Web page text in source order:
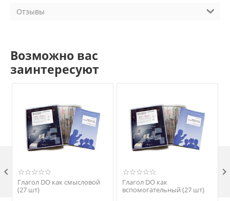
Отзывы
Возможно вас
заинтересуют
Глагол DO как смысловой
(27 шт)
Глагол DO как
вспомогательный (27 шт)
 